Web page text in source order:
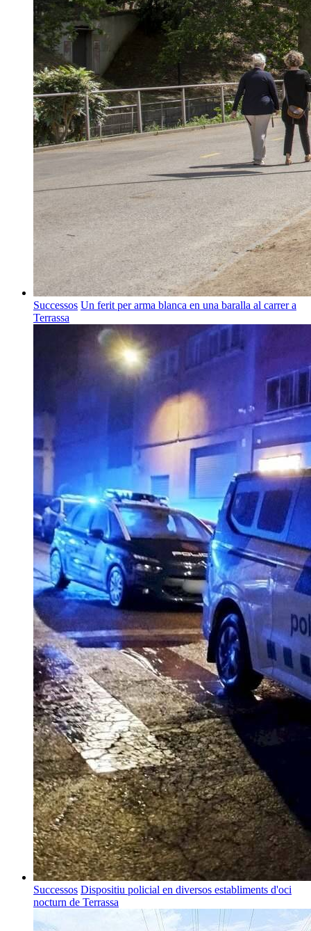
Successos Un ferit per arma blanca en una baralla al carrer a
Terrassa
Successos Dispositiu policial en diversos establiments d'oci
nocturn de Terrassa